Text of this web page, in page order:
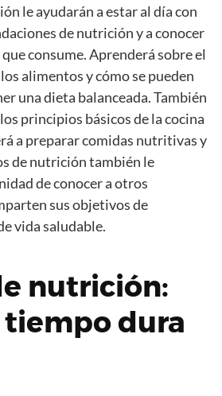
le ayudarán a estar al día con
de nutrición y a conocer
consume. Aprenderá sobre el
alimentos y cómo se pueden
una dieta balanceada. También
principios básicos de la cocina
a preparar comidas nutritivas y
de nutrición también le
de conocer a otros
sus objetivos de
vida saludable.
nutrición:
tiempo dura